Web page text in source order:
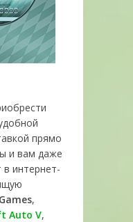
прямо
и вам даже
в интернет-
,
Auto V,